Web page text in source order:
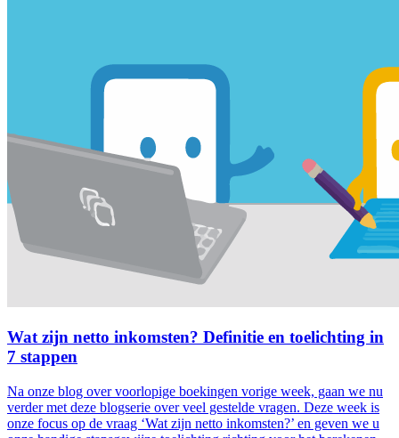
Wat zijn netto inkomsten? Definitie en toelichting in
7 stappen
Na onze blog over voorlopige boekingen vorige week, gaan we nu
verder met deze blogserie over veel gestelde vragen. Deze week is
onze focus op de vraag ‘Wat zijn netto inkomsten?’ en geven we u